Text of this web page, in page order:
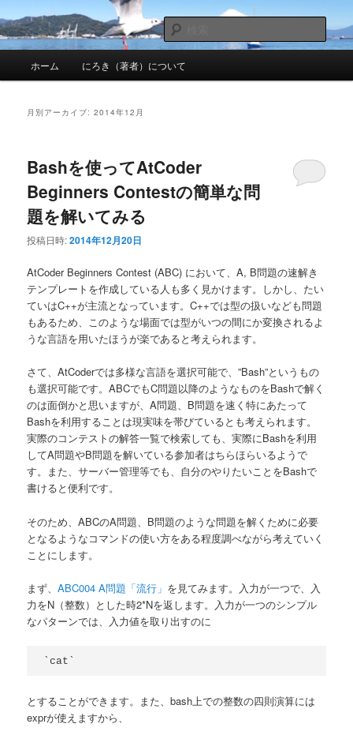
イ
ン
ブ
コ
にろきのメモ帳
nhirokinet's notes
索
ホーム にろき（著者）について
月別アーカイブ:2014年12月
Bashを使ってAtCoder
Beginners Contestの簡単な問
題を解いてみる
投稿日時:2014年12月20日
AtCoder Beginners Contest (ABC) において、A, B問題の速解き
テンプレートを作成している人も多く見かけます。しかし、たい
ていはC++が主流となっています。C++では型の扱いなども問題
もあるため、このような場面では型がいつの間にか変換されるよ
うな言語を用いたほうが楽であると考えられます。
さて、AtCoderでは多様な言語を選択可能で、”Bash”というもの
も選択可能です。ABCでもC問題以降のようなものをBashで解く
のは面倒かと思いますが、A問題、B問題を速く特にあたって
Bashを利用することは現実味を帯びているとも考えられます。
実際のコンテストの解答一覧で検索しても、実際にBashを利用
してA問題やB問題を解いている参加者はちらほらいるようで
す。また、サーバー管理等でも、自分のやりたいことをBashで
書けると便利です。
そのため、ABCのA問題、B問題のような問題を解くために必要
となるようなコマンドの使い方をある程度調べながら考えていく
ことにします。
まず、ABC004 A問題「流行」 を見てみます。入力が一つで、入
力をN（整数）とした時2*Nを返します。入力が一つのシンプル
なパターンでは、入力値を取り出すのに
とすることができます。また、bash上での整数の四則演算には
exprが使えますから、